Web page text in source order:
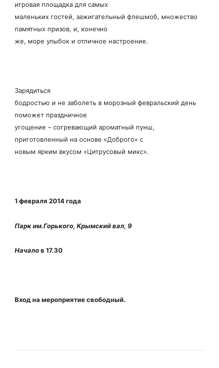
игровая площадка для самых
маленьких гостей, зажигательный флешмоб, множество
памятных призов, и, конечно
же, море улыбок и отличное настроение.
Зарядиться
бодростью и не заболеть в морозный февральский день
поможет праздничное
угощение – согревающий ароматный пунш,
приготовленный на основе «Доброго» с
новым ярким вкусом «Цитрусовый микс».
1 февраля 2014 года
Парк им.Горького, Крымский вал, 9
Началов 17.30
Вход на мероприятие свободный.